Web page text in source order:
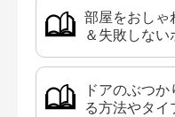
部屋をおしゃ
＆失敗しない
ドアのぶつ
る方法やタ